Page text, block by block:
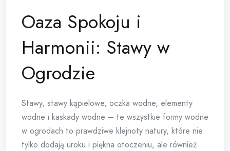
Oaza Spokoju i
Harmonii: Stawy w
Ogrodzie
Stawy, stawy kąpielowe, oczka wodne, elementy
wodne i kaskady wodne – te wszystkie formy wodne
w ogrodach to prawdziwe klejnoty natury, które nie
tylko dodają uroku i piękna otoczeniu, ale również